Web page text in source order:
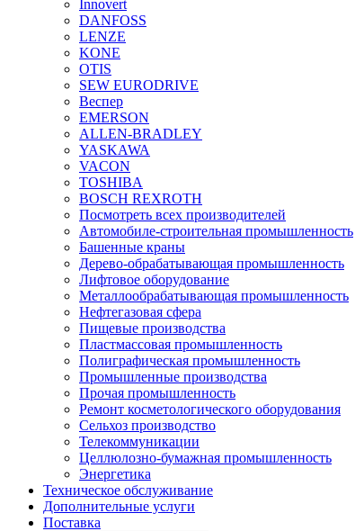
Innovert
DANFOSS
LENZE
KONE
OTIS
SEW EURODRIVE
Веспер
EMERSON
ALLEN-BRADLEY
YASKAWA
VACON
TOSHIBA
BOSCH REXROTH
Посмотреть всех производителей
Автомобиле-строительная промышленность
Башенные краны
Дерево-обрабатывающая промышленность
Лифтовое оборудование
Металлообрабатывающая промышленность
Нефтегазовая сфера
Пищевые производства
Пластмассовая промышленность
Полиграфическая промышленность
Промышленные производства
Прочая промышленность
Ремонт косметологического оборудования
Сельхоз производство
Телекоммуникации
Целлюлозно-бумажная промышленность
Энергетика
Техническое обслуживание
Дополнительные услуги
Поставка